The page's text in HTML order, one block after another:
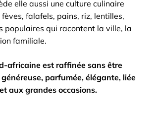
elle aussi une culture culinaire
fèves, falafels, pains, riz, lentilles,
populaires qui racontent la ville, la
familiale.
africaine est raffinée sans être
parfumée, élégante, liée
aux grandes occasions.